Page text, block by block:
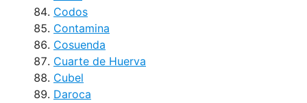
Codos
Contamina
Cosuenda
Cuarte de Huerva
Cubel
Daroca